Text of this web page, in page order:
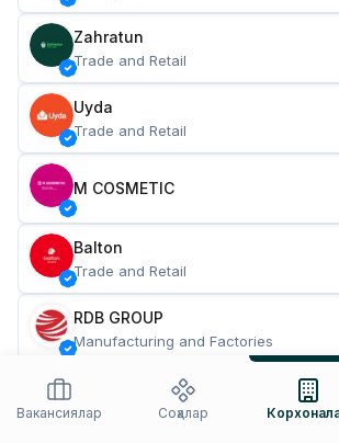
Zahratun
Trade and Retail
Uyda
Trade and Retail
M COSMETIC
Balton
Trade and Retail
RDB GROUP
Manufacturing and Factories
Restaurants and Fast Food
Вакансиялар
Соҳалар